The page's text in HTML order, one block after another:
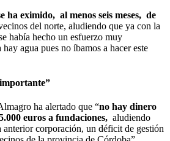
ha eximido, al menos seis meses, de
del norte, aludiendo que ya con la
había hecho un esfuerzo muy
agua pues no íbamos a hacer este
ha alertado que “no hay dinero
euros a fundaciones, aludiendo
anterior corporación, un déficit de gestión